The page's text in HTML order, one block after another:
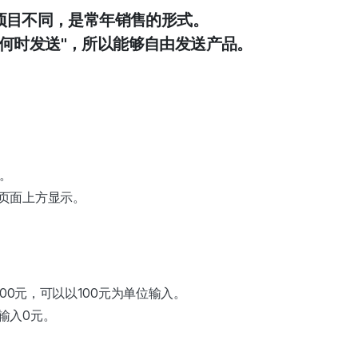
不同，是常年销售的形式。
时发送"，所以能够自由发送产品。
面上方显示。
元，可以以100元为单位输入。
入0元。